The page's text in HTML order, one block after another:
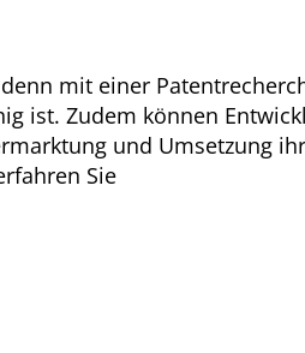
mit einer
ist. Zudem können
und Umsetzung
Sie